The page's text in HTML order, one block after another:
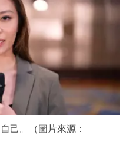
己。（圖片來源：